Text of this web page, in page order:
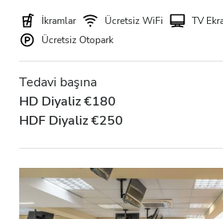
İkramlar Ücretsiz WiFi
TV
Ücretsiz Otopark
Tedavi başına
HD Diyaliz €180
HDF Diyaliz €250